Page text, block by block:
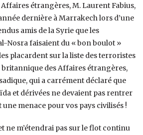
étrangères, M. Laurent Fabius,
dernière à Marrakech lors d’une
amis de la Syrie que les
Nosra faisaient du « bon boulot »
placardent sur la liste des terroristes
des Affaires étrangères,
qui a carrément déclaré que
et dérivées ne devaient pas rentrer
une menace pour vos pays civilisés !
ne m’étendrai pas sur le flot continu